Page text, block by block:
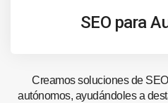
SEO para
Creamos soluciones de
autónomos, ayudándoles a